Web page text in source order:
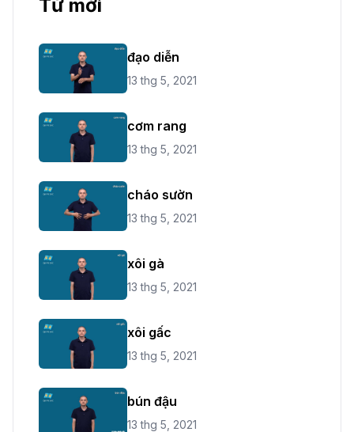
Từ mới
đạo diễn
13 thg 5, 2021
cơm rang
13 thg 5, 2021
cháo sườn
13 thg 5, 2021
xôi gà
13 thg 5, 2021
xôi gấc
13 thg 5, 2021
bún đậu
13 thg 5, 2021